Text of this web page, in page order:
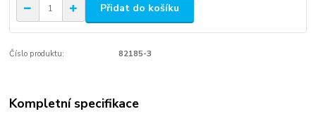
Přidat do košíku
Číslo produktu: 82185-3
Kompletní specifikace